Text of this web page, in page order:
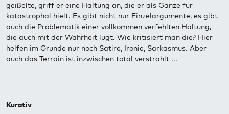
geißelte, griff er eine Haltung an, die er als Ganze für
katastrophal hielt. Es gibt nicht nur Einzelargumente, es gibt
auch die Problematik einer vollkommen verfehlten Haltung,
die auch mit der Wahrheit lügt. Wie kritisiert man die? Hier
helfen im Grunde nur noch Satire, Ironie, Sarkasmus. Aber
auch das Terrain ist inzwischen total verstrahlt ...
Kurativ